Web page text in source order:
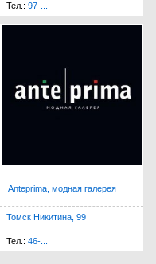
Тел.: 97-...
Anteprima, модная галерея
Томск Никитина, 99
Тел.: 46-...